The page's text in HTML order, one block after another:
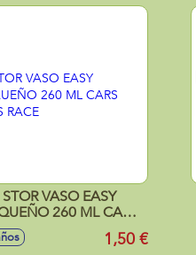
STOR VASO EASY
260 ML CARS
LETS RACE
1,50 €